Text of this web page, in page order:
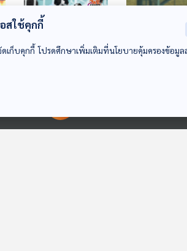
บัวใหญ่"
We Share
"ประจักษ์ ฤทธิ์
สใช้คุกกี้
ดเก็บคุกกี้ โปรดศึกษาเพิ่มเติมที่นโยบายคุ้มครองข้อมู